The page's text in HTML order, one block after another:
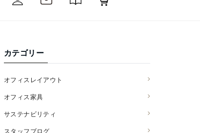
カテゴリー
オフィスレイアウト
オフィス家具
サステナビリティ
スタッフブログ